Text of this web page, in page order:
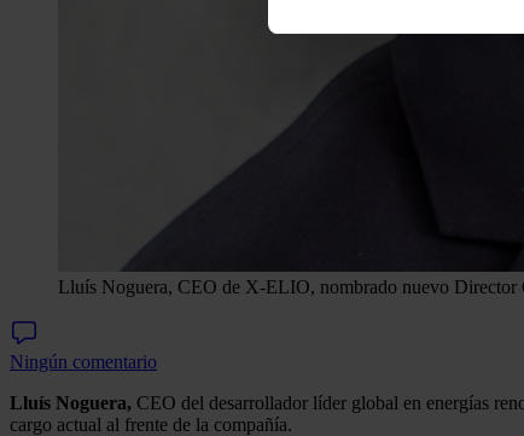
Las cookies de este sitio
y analizar el tráfico.
redes sociales,
que hayan recopilado a
Lluís Noguera, CEO de X-ELIO, nombrado nuevo
Ningún comentario
Lluís Noguera, CEO del desarrollador líder global en energías
cargo actual al frente de la compañía.